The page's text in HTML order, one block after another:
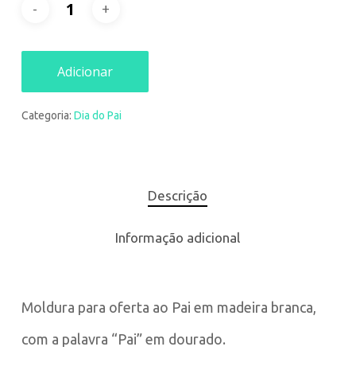
Adicionar
Categoria: Dia do Pai
Descrição
Informação adicional
Moldura para oferta ao Pai em madeira branca,
com a palavra “Pai” em dourado.